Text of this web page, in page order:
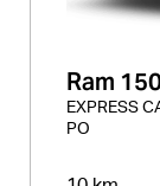
Ram
EXPRESS
PO